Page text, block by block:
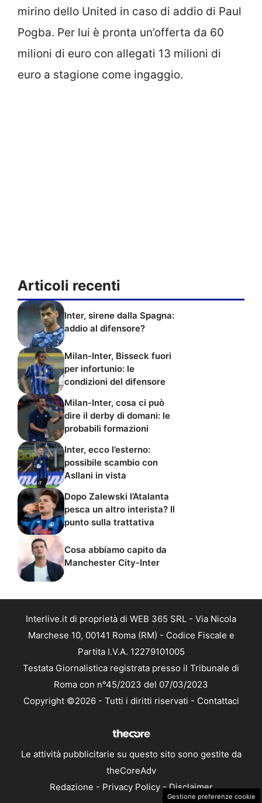
mirino dello United in caso di addio di Paul
Pogba. Per lui è pronta un’offerta da 60
milioni di euro con allegati 13 milioni di
euro a stagione come ingaggio.
Articoli recenti
Inter, sirene dalla Spagna:
addio al difensore?
Milan-Inter, Bisseck fuori
per infortunio: le
condizioni del difensore
Milan-Inter, cosa ci può
dire il derby di domani: le
probabili formazioni
Inter, ecco l’esterno:
possibile scambio con
Asllani in vista
Dopo Zalewski l’Atalanta
pesca un altro interista? Il
punto sulla trattativa
Cosa abbiamo capito da
Manchester City-Inter
Interlive.it di proprietà di WEB 365 SRL - Via Nicola
Marchese 10, 00141 Roma (RM) - Codice Fiscale e
Partita I.V.A. 12279101005
Testata Giornalistica registrata presso il Tribunale di
Roma con n°45/2023 del 07/03/2023
Copyright ©2026 - Tutti i diritti riservati - Contattaci
Le attività pubblicitarie su questo sito sono gestite da
theCoreAdv
Redazione - Privacy Policy-Disclaimer
Gestione preferenze cookie